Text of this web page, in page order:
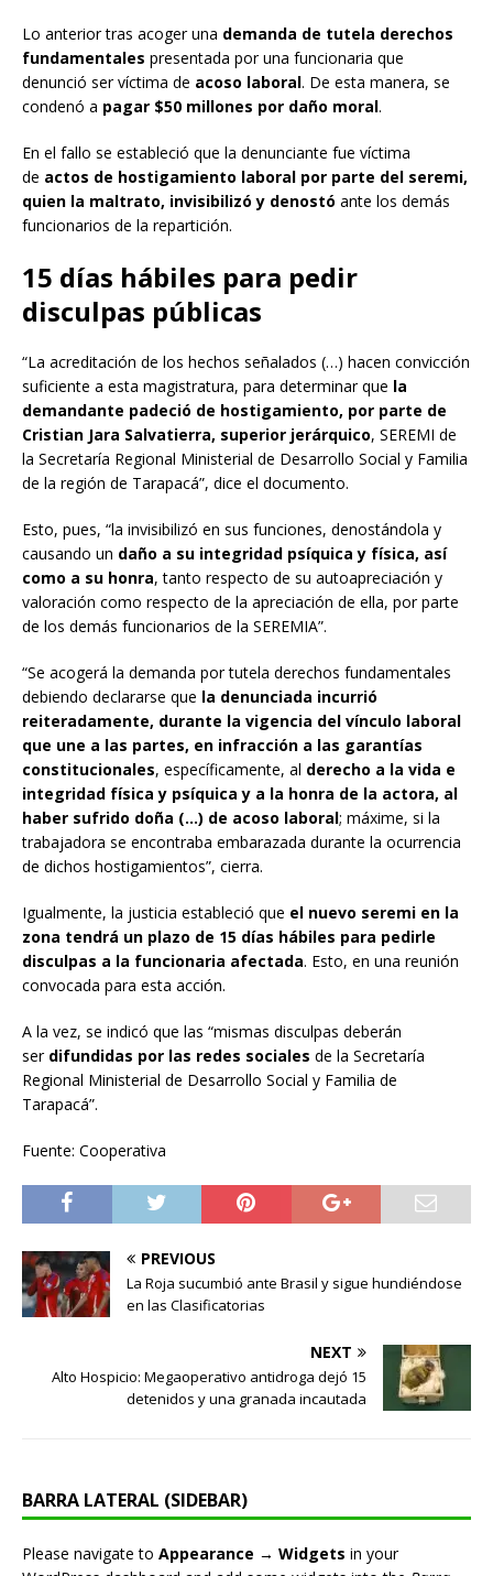
Lo anterior tras acoger una demanda de tutela derechos
fundamentales presentada por una funcionaria que
denunció ser víctima de acoso laboral. De esta manera, se
condenó a pagar $50 millones por daño moral.
En el fallo se estableció que la denunciante fue víctima
de actos de hostigamiento laboral por parte del seremi,
quien la maltrato, invisibilizó y denostó ante los demás
funcionarios de la repartición.
15 días hábiles para pedir
disculpas públicas
“La acreditación de los hechos señalados (…) hacen convicción
suficiente a esta magistratura, para determinar que la
demandante padeció de hostigamiento, por parte de
Cristian Jara Salvatierra, superior jerárquico, SEREMI de
la Secretaría Regional Ministerial de Desarrollo Social y Familia
de la región de Tarapacá”, dice el documento.
Esto, pues, “la invisibilizó en sus funciones, denostándola y
causando un daño a su integridad psíquica y física, así
como a su honra, tanto respecto de su autoapreciación y
valoración como respecto de la apreciación de ella, por parte
de los demás funcionarios de la SEREMIA”.
“Se acogerá la demanda por tutela derechos fundamentales
debiendo declararse que la denunciada incurrió
reiteradamente, durante la vigencia del vínculo laboral
que une a las partes, en infracción a las garantías
constitucionales, específicamente, al derecho a la vida e
integridad física y psíquica y a la honra de la actora, al
haber sufrido doña (…) de acoso laboral; máxime, si la
trabajadora se encontraba embarazada durante la ocurrencia
de dichos hostigamientos”, cierra.
Igualmente, la justicia estableció que el nuevo seremi en la
zona tendrá un plazo de 15 días hábiles para pedirle
disculpas a la funcionaria afectada. Esto, en una reunión
convocada para esta acción.
A la vez, se indicó que las “mismas disculpas deberán
ser difundidas por las redes sociales de la Secretaría
Regional Ministerial de Desarrollo Social y Familia de
Tarapacá”.
Fuente: Cooperativa
PREVIOUS
La Roja sucumbió ante Brasil y sigue hundiéndose
en las Clasificatorias
NEXT
Alto Hospicio: Megaoperativo antidroga dejó 15
detenidos y una granada incautada
BARRA LATERAL (SIDEBAR)
Please navigate to Appearance → Widgets in your